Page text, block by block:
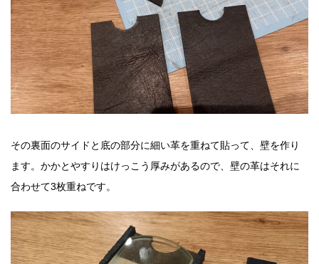
その裏面のサイドと底の部分に細い革を重ねて貼って、壁を作り
ます。かかとやすりはけっこう厚みがあるので、壁の革はそれに
合わせて3枚重ねです。